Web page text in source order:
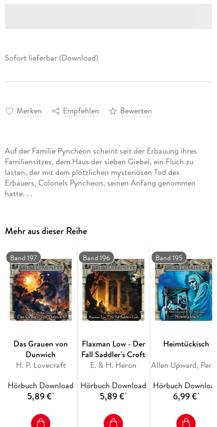
Sofort lieferbar (Download)
Merken Empfehlen Bewerten
Auf der Familie Pyncheon scheint seit der Erbauung ihres
Familiensitzes, dem Haus der sieben Giebel, ein Fluch zu
lasten, der mit dem plötzlichen mysteriösen Tod des
Erbauers, Colonels Pyncheon, seinen Anfang genommen
hatte. . .
Mehr aus dieser Reihe
Band 197
Das Grauen von
Dunwich
H. P. Lovecraft
Hörbuch Download
5,89 €*
Band 196
Flaxman Low - Der
Fall Saddler's Croft
E. & H. Heron
Hörbuch Download
5,89 €*
Band 195
Heimtückisch
Hörbuch
6,99 €*